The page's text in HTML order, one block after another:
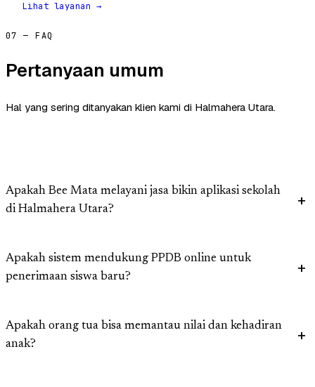
Lihat layanan →
07 — FAQ
Pertanyaan umum
Hal yang sering ditanyakan klien kami di Halmahera Utara.
Apakah Bee Mata melayani jasa bikin aplikasi sekolah
di Halmahera Utara?
Apakah sistem mendukung PPDB online untuk
penerimaan siswa baru?
Apakah orang tua bisa memantau nilai dan kehadiran
anak?